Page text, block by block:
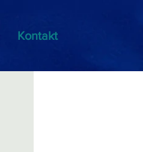
Kontakt